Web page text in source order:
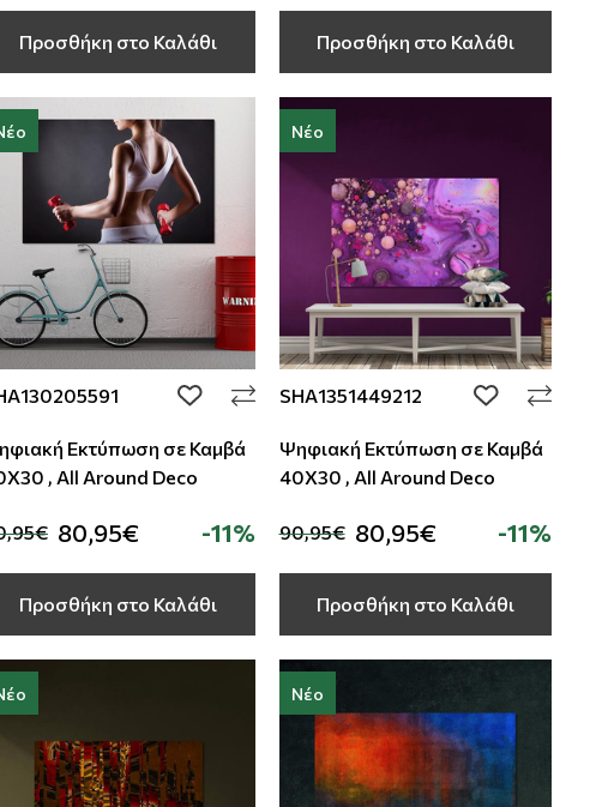
Προσθήκη στο Καλάθι Προσθήκη στο Καλάθι
add to wishlist
Εκτύπωση σε Καμβά
, All Around Deco
80,95€ -11%
Προσθήκη στο Καλάθι
Νέο
SHA1351449212 add to
Ψηφιακή Εκτύπωση σε Καμβά
40Χ30 , All Around Deco
90,95€ 80,95€ -11%
Προσθήκη στο Καλάθι
Νέο